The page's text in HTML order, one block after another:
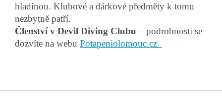
hladinou. Klubové a dárkové předměty k tomu
nezbytně patří.
Členství v Devil Diving Clubu – podrobnosti se
dozvíte na webu Potapeniolomouc.cz